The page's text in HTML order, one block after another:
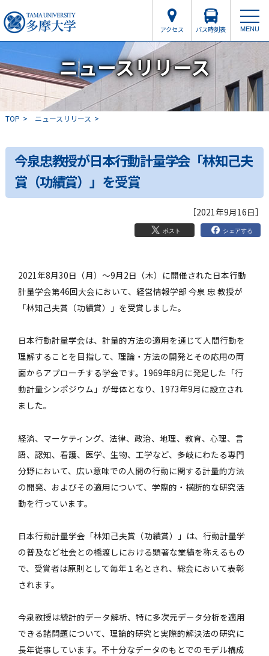
アクセス バス時刻表 MENU
ニュースリリース
TOP ニュースリリース
今泉忠教授が日本行動計量学会「林知己夫
賞（功績賞）」を受賞
［2021年9月16日］
ポスト シェアする
2021年8月30日（月）～9月2日（木） に開催された日本行動
計量学会第46回大会において、経営情報学部 今泉 忠 教授が
「林知己夫賞（功績賞）」を受賞しました。
日本行動計量学会は、計量的方法の適用を通じて人間行動を
理解することを目指して、理論・方法の開発とその応用の両
面からアプローチする学会です。1969年8月に発足した「行
動計量シンポジウム」が母体となり、1973年9月に設立され
ました。
経済、マーケティング、法律、政治、地理、教育、心理、言
語、認知、看護、医学、生物、工学など、多岐にわたる専門
分野において、広い意味での人間の行動に関する計量的方法
の開発、およびその適用について、学際的・横断的な研究活
動を行っています。
日本行動計量学会「林知己夫賞（功績賞）」は、行動計量学
の普及など社会との橋渡しにおける顕著な業績を称えるもの
で、受賞者は原則として毎年１名とされ、総会において表彰
されます。
今泉教授は統計的データ解析、特に多次元データ分析を適用
できる諸問題について、理論的研究と実際的解決法の研究に
長年従事しています。不十分なデータのもとでのモデル構成